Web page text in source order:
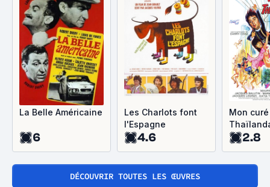
La Belle Américaine
6
Les Charlots font
l'Espagne
4.6
Mon
2.8
DÉCOUVRIR TOUTES LES ŒUVRES